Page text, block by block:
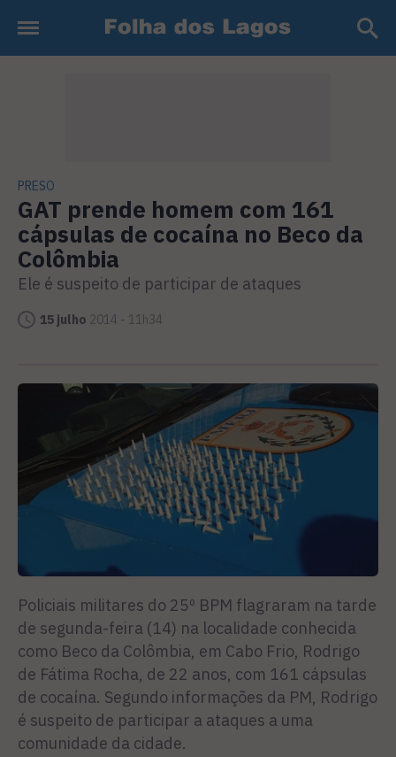
PRESO
GAT prende homem com 161
cápsulas de cocaína no Beco da
Colômbia
Ele é suspeito de participar de ataques
15 julho 2014 - 11h34
Policiais militares do 25º BPM flagraram na tarde
de segunda-feira (14) na localidade conhecida
como Beco da Colômbia, em Cabo Frio, Rodrigo
de Fátima Rocha, de 22 anos, com 161 cápsulas
de cocaína. Segundo informações da PM, Rodrigo
é suspeito de participar a ataques a uma
comunidade da cidade.